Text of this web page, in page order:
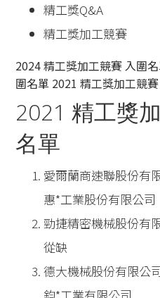
精工獎Q&A
精工獎加工競賽
2024 精工獎加工競賽 入圍
圍名單 2021 精工獎加工競
2021 精工獎
名單
愛爾蘭商速聯股份有
惠*工業股份有限公司
勁捷精密機械股份有
從缺
德大機械股份有限公